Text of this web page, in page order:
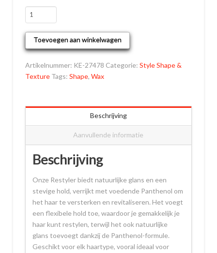
Restyler
aantal
Toevoegen aan winkelwagen
Artikelnummer: KE-27478 Categorie: Style Shape &
Texture Tags: Shape, Wax
Beschrijving
Aanvullende informatie
Beschrijving
Onze Restyler biedt natuurlijke glans en een
stevige hold, verrijkt met voedende Panthenol om
het haar te versterken en revitaliseren. Het voegt
een flexibele hold toe, waardoor je gemakkelijk je
haar kunt restylen, terwijl het ook natuurlijke
glans toevoegt dankzij de Panthenol-formule.
Geschikt voor elk haartype, vooral ideaal voor